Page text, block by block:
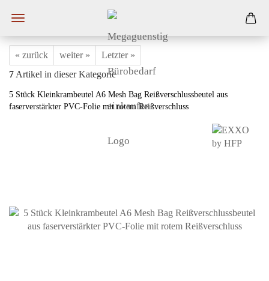
« zurück weiter »
Letzter »
7 Artikel in dieser Kategorie
5 Stück Kleinkrambeutel A6 Mesh Bag Reißverschlussbeutel aus
faserverstärkter PVC-Folie mit rotem Reißverschluss